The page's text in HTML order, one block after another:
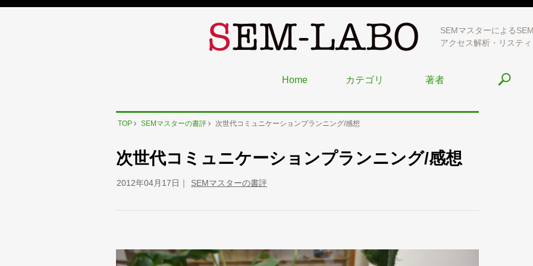
SEMマスターによる
アクセス解析・リステ
Home カテゴリ 著者
TOP SEMマスターの書評 次世代コミュニケーションプランニング/感想
次世代コミュニケーションプランニング/感想
2012年04月17日 SEMマスターの書評